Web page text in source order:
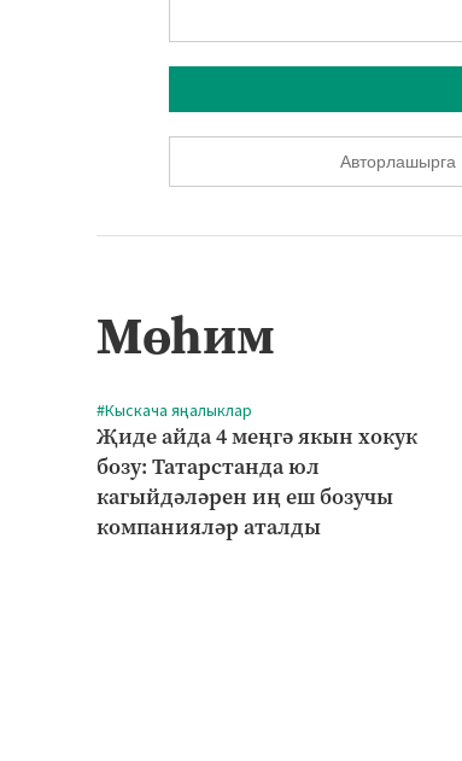
Авторлашырга
Мөһим
#Кыскача яңалыклар
Җиде айда 4 меңгә якын хокук
бозу: Татарстанда юл
кагыйдәләрен иң еш бозучы
компанияләр аталды